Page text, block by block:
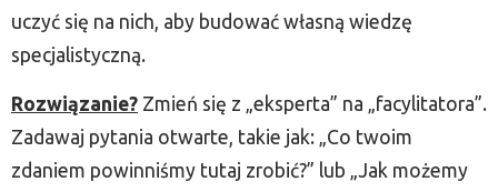
uczyć się na nich, aby budować własną wiedzę
specjalistyczną.
Rozwiązanie? Zmień się z „eksperta” na „facylitatora”.
Zadawaj pytania otwarte, takie jak: „Co twoim
zdaniem powinniśmy tutaj zrobić?” lub „Jak możemy